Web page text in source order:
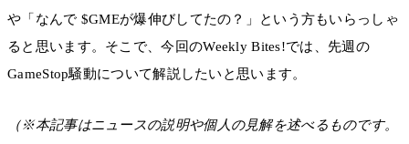
や「なんで $GMEが爆伸びしてたの？」という方もいらっしゃ
ると思います。そこで、今回のWeekly Bites!では、先週の
GameStop騒動について解説したいと思います。
（※本記事はニュースの説明や個人の見解を述べるものです。